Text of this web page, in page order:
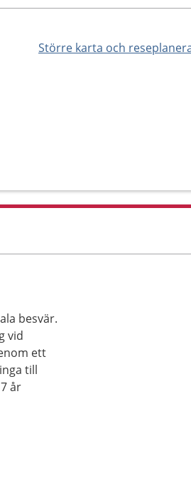
Större karta och
besvär.
vid
ett
till
år